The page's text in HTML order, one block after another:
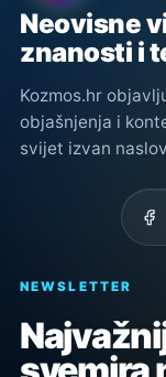
Neovisne
znanosti i
Kozmos.hr
objašnjenja i
svijet izvan
NEWSLETTER